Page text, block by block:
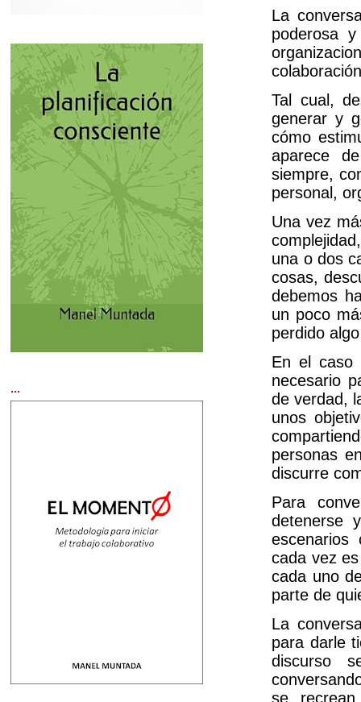
La
poderosa
Tal cual,
generar y
cómo
aparece
siempre,
personal,
Una vez
una o dos
cosas,
debemos
un poco
perdido
En el caso
necesario
de verdad,
unos
personas
discurre
Para
detenerse
escenarios
cada vez
cada uno
parte de
La
para darle
discurso
se
...